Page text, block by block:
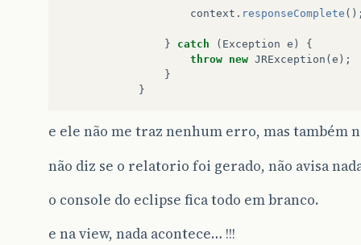
context . responseComplete
} catch ( Exception e )
{
throw new JRException ( e );
}
}
e ele não me traz nenhum erro, mas também
não diz se o relatorio foi gerado, não avisa
o console do eclipse fica todo em branco.
e na view, nada acontece… !!!